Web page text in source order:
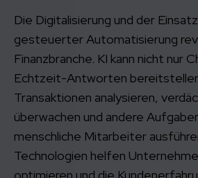
Die Digitalisierung und der
gesteuerter Automatisierung
Finanzbranche. KI kann nicht nur
Echtzeit-Antworten
Transaktionen analysieren,
überwachen und andere
menschliche Mitarbeiter
Technologien helfen
optimieren und die